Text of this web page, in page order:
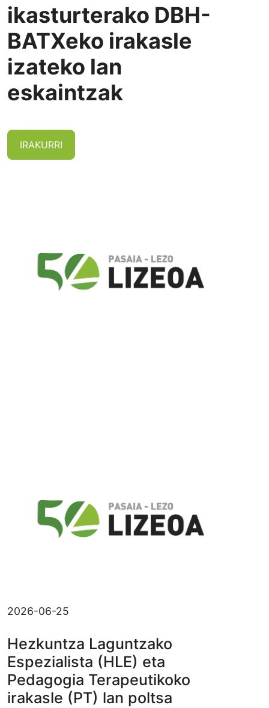
ikasturterako DBH-
BATXeko irakasle
izateko lan
eskaintzak
IRAKURRI
2026-06-25
Hezkuntza Laguntzako
Espezialista (HLE) eta
Pedagogia Terapeutikoko
irakasle (PT) lan poltsa